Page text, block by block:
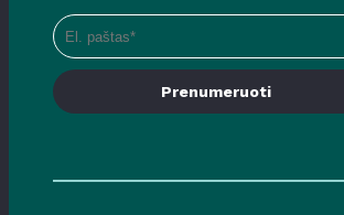
Prenumeruoti